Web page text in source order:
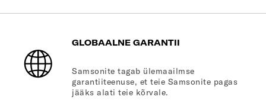
GLOBAALNE GARANTII
Samsonite tagab ülemaailmse
garantiiteenuse, et teie Samsonite pagas
jääks alati teie kõrvale.